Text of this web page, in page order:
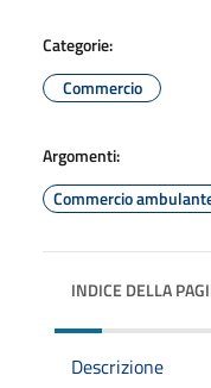
Categorie:
Commercio
Argomenti:
Commercio
INDICE DELLA
Descrizione